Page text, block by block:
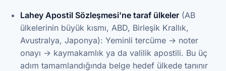
Lahey Apostil Sözleşmesi'ne taraf ülkeler (AB
ülkelerinin büyük kısmı, ABD, Birleşik Krallık,
Avustralya, Japonya): Yeminli tercüme → noter
onayı → kaymakamlık ya da valilik apostili. Bu üç
adım tamamlandığında belge hedef ülkede tanınır